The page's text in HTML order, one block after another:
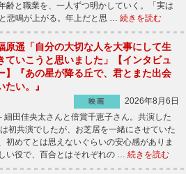
齢と職業を、一人ずつ明かしていく。「実は
悲鳴が上がる。年上だと思 … 続きを読む
原遥「自分の大切な人を大事にして生
ていこうと思いました」【インタビュ
】『あの星が降る丘で、君とまた出会
たい。』
映画
2026年8月6日
細田佳央太さんと倍賞千恵子さん。共演した
共演でしたが、お芝居を一緒にさせていた
初めてとは思えないぐらいの安心感がありま
い役で、百合とはそれぞれの … 続きを読む